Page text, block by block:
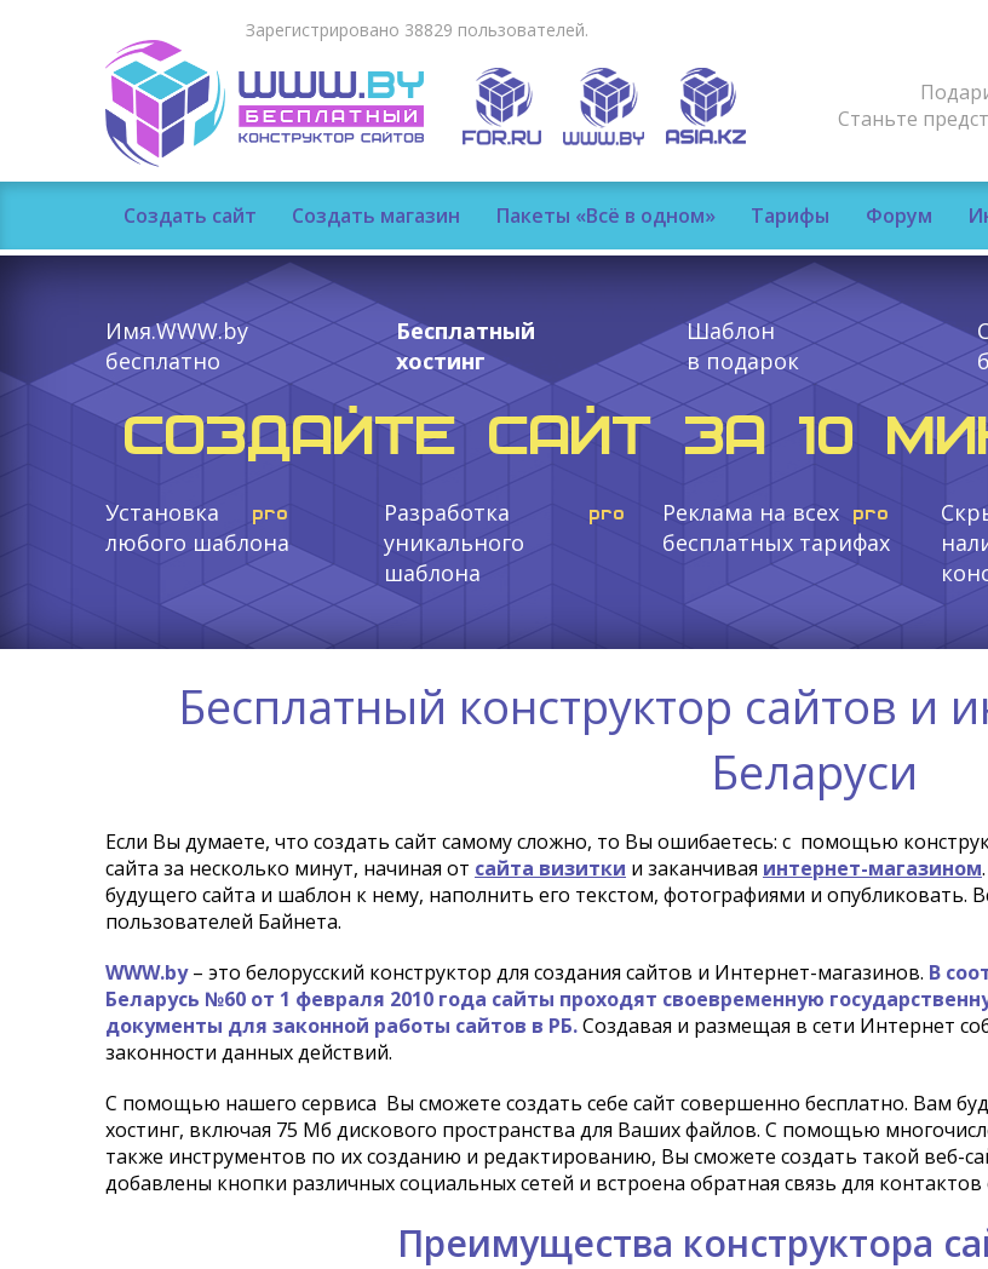
Зарегистрировано 38829 пользователей.
Станьте
Создать сайт Создать магазин Пакеты «Всё в одном» Тарифы Форум
Имя.WWW.by
бесплатно
Бесплатный
хостинг
Шаблон
в подарок
СОЗДАЙТЕ САЙТ ЗА 10
Установка
любого шаблона
Разработка
уникального
шаблона
Реклама на всех
бесплатных тарифах
Бесплатный конструктор сайтов и
Беларуси
Если Вы думаете, что создать сайт самому сложно, то Вы ошибаетесь: с помощью
сайта за несколько минут, начиная от сайта визитки и заканчивая интернет-магазином
будущего сайта и шаблон к нему, наполнить его текстом, фотографиями и опубликовать.
пользователей Байнета.
WWW.by– это белорусский конструктор для создания сайтов и Интернет-магазинов. В
Беларусь №60 от 1 февраля 2010 года сайты проходят своевременную
документы для законной работы сайтов в РБ.Создавая и размещая в сети Интернет
законности данных действий.
С помощью нашего сервиса Вы сможете создать себе сайт совершенно бесплатно. Вам
хостинг, включая 75 Мб дискового пространства для Ваших файлов. С помощью
также инструментов по их созданию и редактированию, Вы сможете создать такой веб-
добавлены кнопки различных социальных сетей и встроена обратная связь для контактов
Преимущества конструктора